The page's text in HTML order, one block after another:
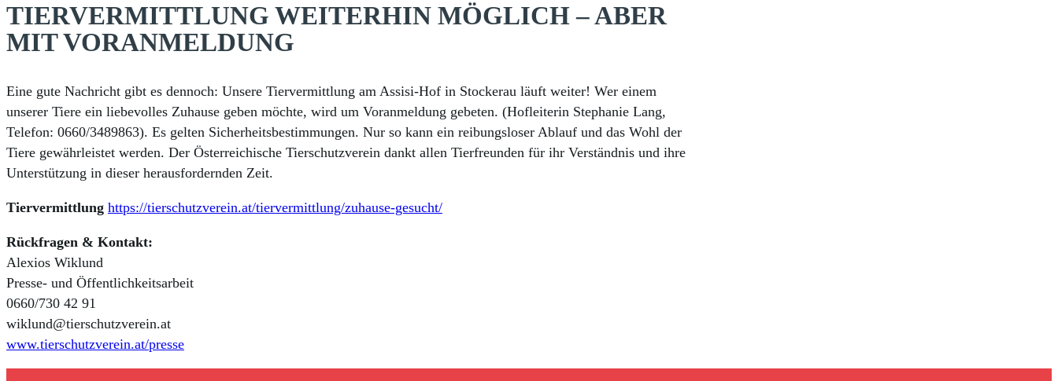
TIERVERMITTLUNG WEITERHIN MÖGLICH – ABER
MIT VORANMELDUNG
Eine gute Nachricht gibt es dennoch: Unsere Tiervermittlung am Assisi-Hof in Stockerau läuft weiter! Wer einem
unserer Tiere ein liebevolles Zuhause geben möchte, wird um Voranmeldung gebeten. (Hofleiterin Stephanie Lang,
Telefon: 0660/3489863). Es gelten Sicherheitsbestimmungen. Nur so kann ein reibungsloser Ablauf und das Wohl der
Tiere gewährleistet werden. Der Österreichische Tierschutzverein dankt allen Tierfreunden für ihr Verständnis und ihre
Unterstützung in dieser herausfordernden Zeit.
Tiervermittlung https://tierschutzverein.at/tiervermittlung/zuhause-gesucht/
Rückfragen & Kontakt:
Alexios Wiklund
Presse- und Öffentlichkeitsarbeit
0660/730 42 91
wiklund@tierschutzverein.at
www.tierschutzverein.at/presse